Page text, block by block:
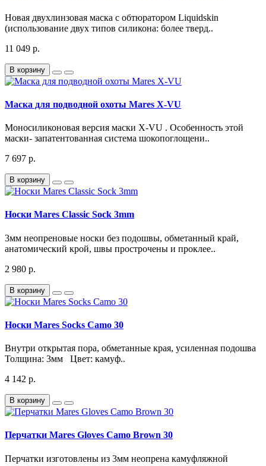
Новая двухлинзовая маска с обтюратором Liquidskin
(использование двух типов силикона: более тверд..
11 049 р.
В корзину
Маска для подводной охоты Mares X-VU
Моносиликоновая версия маски X-VU . Особенность этой
маски- запатентованная система шокопоглощени..
7 697 р.
В корзину
Носки Mares Classic Sock 3mm
3мм неопреновые носки без подошвы, обметанный край,
анатомический крой, швы прострочены и проклее..
2 980 р.
В корзину
Носки Mares Socks Camo 30
Внутри открытая пора, обметанные края, усиленная подошва
Толщина: 3мм Цвет: камуф..
4 142 р.
В корзину
Перчатки Mares Gloves Camo Brown 30
Перчатки изготовлены из 3мм неопрена камуфляжной